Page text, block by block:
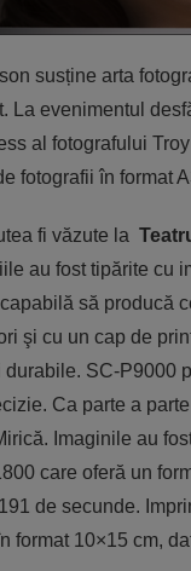
susține arta
La evenimentul
al fotografului
fotografii în format
fi văzute la
au fost tipărite cu
să producă
şi cu un cap de
SC-P9000
Ca parte a
Imaginile au
care oferă un
de secunde.
format 10×15 cm,